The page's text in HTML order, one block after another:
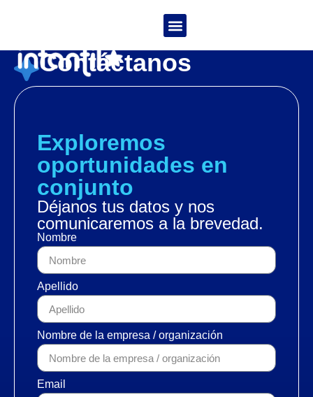
Contáctanos
Exploremos
oportunidades en
conjunto
Déjanos tus datos y nos
comunicaremos a la brevedad.
Nombre
Apellido
Nombre de la empresa / organización
Email